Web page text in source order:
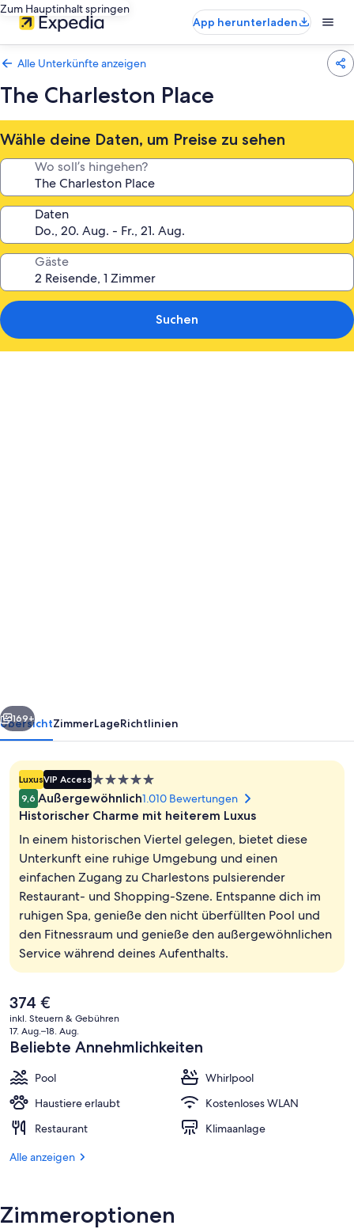
Zum Hauptinhalt springen
App herunterladen
Alle Unterkünfte anzeigen
The Charleston Place
Wähle deine Daten, um Preise zu sehen
Wo soll’s hingehen?
Daten
Gäste
Suchen
Lobby
Weiter
169+
ÜbersichtZimmerLageRichtlinien
LuxusVIP Access5.0-
Sterne-
Unterkunft
9,6 Außergewöhnlich1.010 Bewertungen
Historischer Charme mit heiterem Luxus
In einem historischen Viertel gelegen, bietet diese
Unterkunft eine ruhige Umgebung und einen
einfachen Zugang zu Charlestons pulsierender
Restaurant- und Shopping-Szene. Entspanne dich im
ruhigen Spa, genieße den nicht überfüllten Pool und
den Fitnessraum und genieße den außergewöhnlichen
Service während deines Aufenthalts.
Der
aktuelle
Preis
beträgt
374 €.
374 €
inkl. Steuern & Gebühren
17. Aug.–18. Aug.
Beliebte Annehmlichkeiten
Pool
Whirlpool
Haustiere erlaubt
Kostenloses WLAN
Restaurant
Klimaanlage
Alle anzeigen
Zimmeroptionen